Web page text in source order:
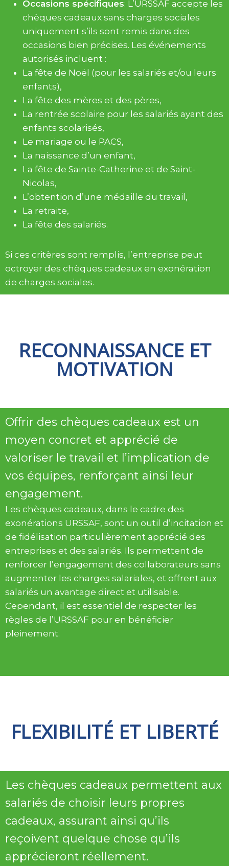
Occasions spécifiques: L’URSSAF accepte les
chèques cadeaux sans charges sociales
uniquement s’ils sont remis dans des
occasions bien précises. Les événements
autorisés incluent :
La fête de Noël (pour les salariés et/ou leurs
enfants),
La fête des mères et des pères,
La rentrée scolaire pour les salariés ayant des
enfants scolarisés,
Le mariage ou le PACS,
La naissance d’un enfant,
La fête de Sainte-Catherine et de Saint-
Nicolas,
L’obtention d’une médaille du travail,
La retraite,
La fête des salariés.
Si ces critères sont remplis, l’entreprise peut
octroyer des chèques cadeaux en exonération
de charges sociales.
RECONNAISSANCE ET
MOTIVATION
Offrir des chèques cadeaux est un
moyen concret et apprécié de
valoriser le travail et l’implication de
vos équipes, renforçant ainsi leur
engagement.
Les chèques cadeaux, dans le cadre des
exonérations URSSAF, sont un outil d’incitation et
de fidélisation particulièrement apprécié des
entreprises et des salariés. Ils permettent de
renforcer l’engagement des collaborateurs sans
augmenter les charges salariales, et offrent aux
salariés un avantage direct et utilisable.
Cependant, il est essentiel de respecter les
règles de l’URSSAF pour en bénéficier
pleinement.
FLEXIBILITÉ ET LIBERTÉ
Les chèques cadeaux permettent aux
salariés de choisir leurs propres
cadeaux, assurant ainsi qu’ils
reçoivent quelque chose qu’ils
apprécieront réellement.